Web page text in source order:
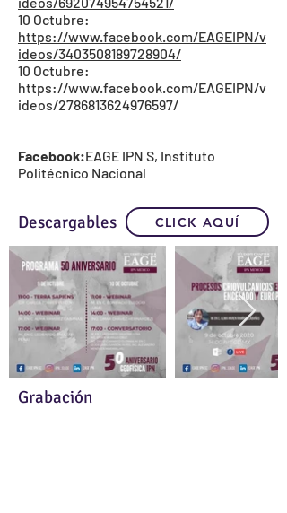
10 Octubre:
https://www.facebook.com/EAGEIPN/v
ideos/3403508189728904/
10 Octubre:
https://www.facebook.com/EAGEIPN/v
ideos/2786813624976597/
Facebook:EAGE IPN S, Instituto
Politécnico Nacional
Descargables CLICK AQUÍ
Grabación